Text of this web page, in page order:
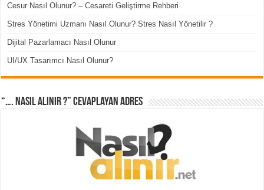
Cesur Nasıl Olunur? – Cesareti Geliştirme Rehberi
Stres Yönetimi Uzmanı Nasıl Olunur? Stres Nasıl Yönetilir ?
Dijital Pazarlamacı Nasıl Olunur
UI/UX Tasarımcı Nasıl Olunur?
“…. Nasıl Alınır ?” cevaplayan adres